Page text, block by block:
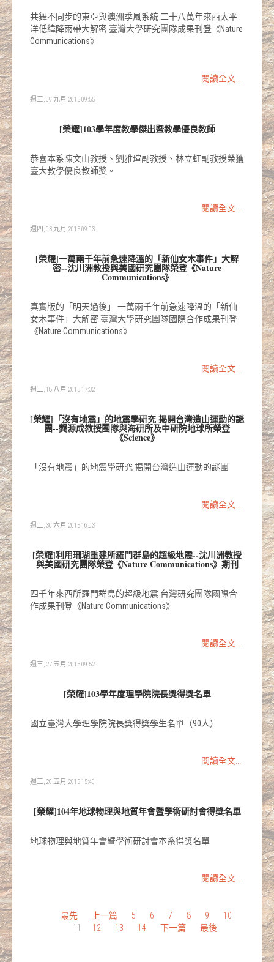
共舞不同步的東亞與澳洲季風系統 二十八萬年來西太平
洋低緯降雨帶大解密 臺灣大學研究團隊成果刊登《Nature
Communications》
閱讀全文...
週三, 09 九月 2015 09:55
[榮耀]103學年度教學傑出暨教學優良教師
恭喜本系陳文山教授、劉雅瑄副教授、林立虹副教授榮獲
臺大教學優良教師獎。
閱讀全文...
週四, 03 九月 2015 09:03
[榮耀]一萬兩千年前急速降溫的「新仙女木事件」大解
密--沈川洲教授與美國研究團隊榮登《Nature
Communications》
真實版的「明天過後」 一萬兩千年前急速降溫的「新仙
女木事件」大解密 臺灣大學研究團隊國際合作成果刊登
《Nature Communications》
閱讀全文...
週二, 18 八月 2015 17:32
[榮耀]「沒有地震」的地震學研究 揭開台灣造山運動的謎
團--龔源成教授團隊與海研所及中研院地球所榮登
《Science》
「沒有地震」的地震學研究 揭開台灣造山運動的謎團
閱讀全文...
週二, 30 六月 2015 16:03
[榮耀]利用珊瑚重建所羅門群島的超級地震--沈川洲教授
與美國研究團隊榮登《Nature Communications》期刊
四千年來西所羅門群島的超級地震 台灣研究團隊國際合
作成果刊登《Nature Communications》
閱讀全文...
週三, 27 五月 2015 09:52
[榮耀]103學年度理學院院長獎得獎名單
國立臺灣大學理學院院長獎得獎學生名單（90人）
閱讀全文...
週三, 20 五月 2015 15:40
[榮耀]104年地球物理與地質年會暨學術研討會得獎名單
地球物理與地質年會暨學術研討會本系得獎名單
閱讀全文...
最先 上一篇 5 6 7 8 9
10
11
12 13 14 下一篇 最後